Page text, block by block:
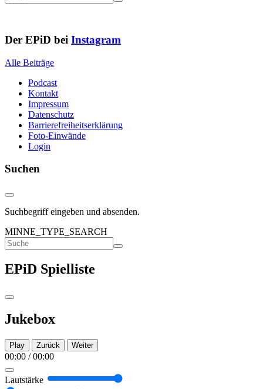
Der EPiD bei Instagram
Alle Beiträge
Podcast
Kontakt
Impressum
Datenschutz
Barrierefreiheitserklärung
Foto-Einwände
Login
Suchen
Suchbegriff eingeben und absenden.
MINNE_TYPE_SEARCH
EPiD Spielliste
Jukebox
Play Zurück Weiter
00:00 /00:00
Lautstärke